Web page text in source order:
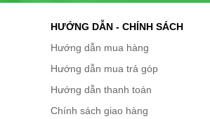
HƯỚNG DẪN - CHÍNH SÁCH
Hướng dẫn mua hàng
Hướng dẫn mua trả góp
Hướng dẫn thanh toán
Chính sách giao hàng